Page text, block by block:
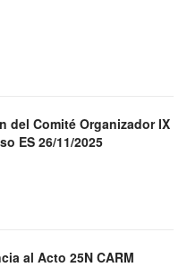
del Comité Organizador IX
ES 26/11/2025
al Acto 25N CARM